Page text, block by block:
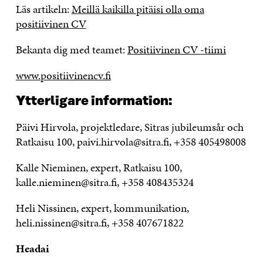
Läs artikeln:Meillä kaikilla pitäisi olla oma
positiivinen CV
Bekanta dig med teamet:Positiivinen CV -tiimi
www.positiivinencv.fi
Ytterligare information:
Päivi Hirvola, projektledare, Sitras jubileumsår och
Ratkaisu 100, paivi.hirvola@sitra.fi, +358 405498008
Kalle Nieminen, expert, Ratkaisu 100,
kalle.nieminen@sitra.fi, +358 408435324
Heli Nissinen, expert, kommunikation,
heli.nissinen@sitra.fi, +358 407671822
Headai